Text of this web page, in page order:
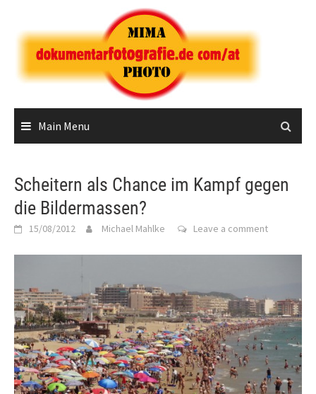
content
Main Menu
Scheitern als Chance im Kampf gegen
die Bildermassen?
15/08/2012 Michael Mahlke Leave a comment